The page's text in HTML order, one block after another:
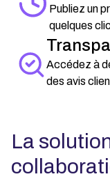
Publiez un
quelques
Accédez à
des avis
La